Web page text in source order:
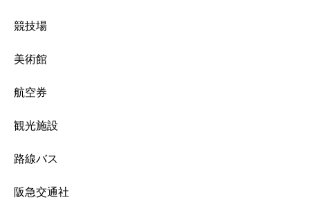
競技場
美術館
航空券
観光施設
路線バス
阪急交通社